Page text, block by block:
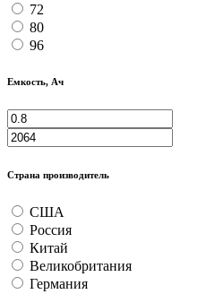
72
80
96
Емкость, Ач
Страна производитель
США
Россия
Китай
Великобритания
Германия